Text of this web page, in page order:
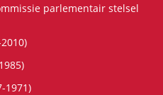
parlementair stelsel
1971)